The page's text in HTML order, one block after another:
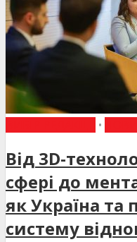
•
Від 3D-
сфері до
як Україна та
систему